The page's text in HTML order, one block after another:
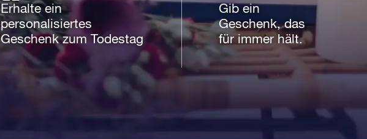
Erhalte ein
personalisiertes
Geschenk zum Todestag
Gib ein
Geschenk, das
für immer hält.